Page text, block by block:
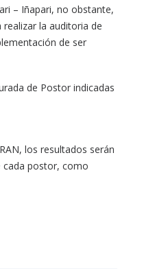
– Iñapari, no obstante,
la auditoria de
de ser
de Postor indicadas
los resultados serán
cada postor, como